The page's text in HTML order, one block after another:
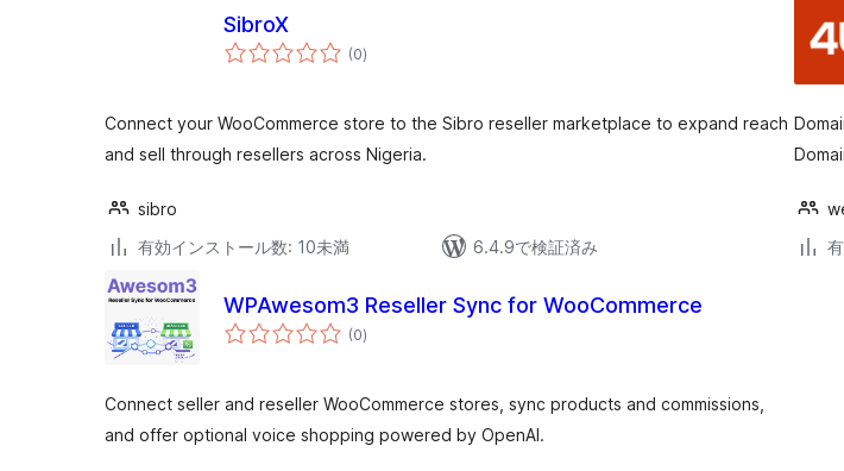
SibroX
(0個
の)
Connect your WooCommerce store to the Sibro reseller marketplace to expand reach
and sell through resellers across Nigeria.
sibro
有効インストール数: 10未満
6.4.9で検証済み
WPAwesom3 Reseller Sync for WooCommerce
(0個
の)
Connect seller and reseller WooCommerce stores, sync products and commissions,
and offer optional voice shopping powered by OpenAI.